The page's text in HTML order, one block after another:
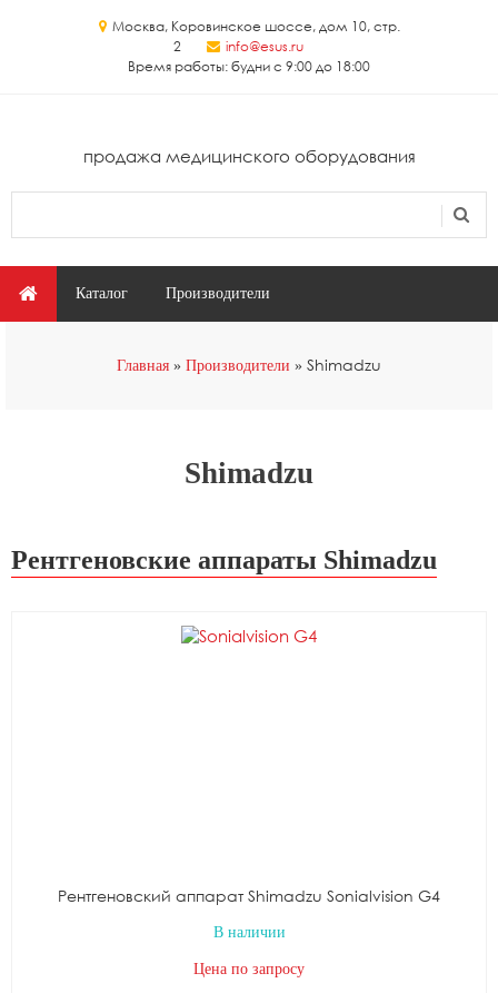
Москва, Коровинское шоссе, дом 10, стр.
2
info@esus.ru
Время работы: будни с 9:00 до 18:00
продажа медицинского оборудования
Главное меню
Каталог Производители
Главная Производители Shimadzu
Shimadzu
Рентгеновские аппараты Shimadzu
Рентгеновский аппарат Shimadzu Sonialvision G4
В наличии
Цена по запросу